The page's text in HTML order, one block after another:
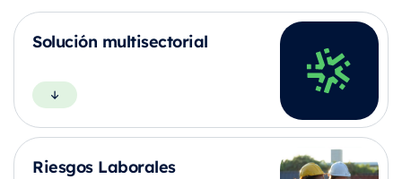
Solución multisectorial
Riesgos Laborales